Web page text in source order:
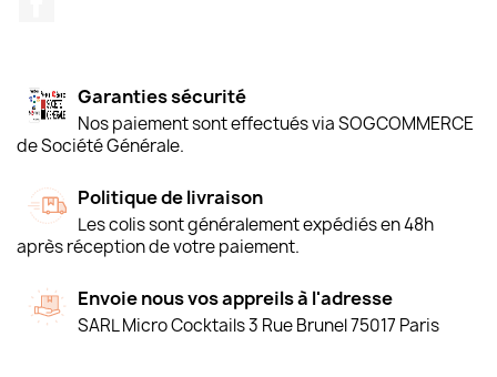
Garanties sécurité
Nos paiement sont effectués via SOGCOMMERCE
de Société Générale.
Politique de livraison
Les colis sont généralement expédiés en 48h
après réception de votre paiement.
Envoie nous vos appreils à l'adresse
SARL Micro Cocktails 3 Rue Brunel 75017 Paris